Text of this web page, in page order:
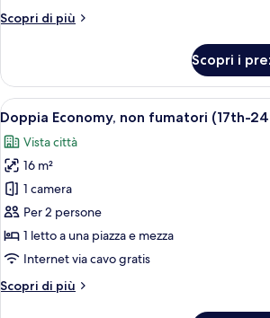
singoli,
(17th-
24th,
Check-
in
After
6pm)
Scopri di più
Altri
Superior
con
2
letti
singoli,
non
fumatori
(17th-
24th,
Check-
in
After
Scopri i
Apri
tutte
le
foto
per
Doppia
Economy,
non
(17th-
Una
11
Doppia Economy, non fumatori (17th-
Vista città
16 m²
1 camera
Per 2 persone
1 letto a una piazza e mezza
Internet via cavo gratis
Scopri di più
Altri